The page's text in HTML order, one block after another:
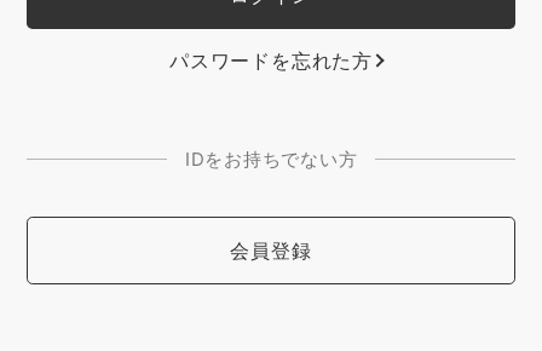
パスワードを忘れた方
IDをお持ちでない方
会員登録